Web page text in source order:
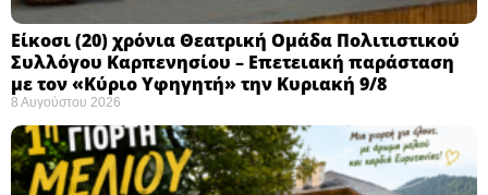
Eίκοσι (20) χρόνια Θεατρική Ομάδα Πολιτιστικού
Συλλόγου Καρπενησίου – Επετειακή παράσταση
με τον «Κύριο Υφηγητή» την Κυριακή 9/8
8 Αυγούστου 2026